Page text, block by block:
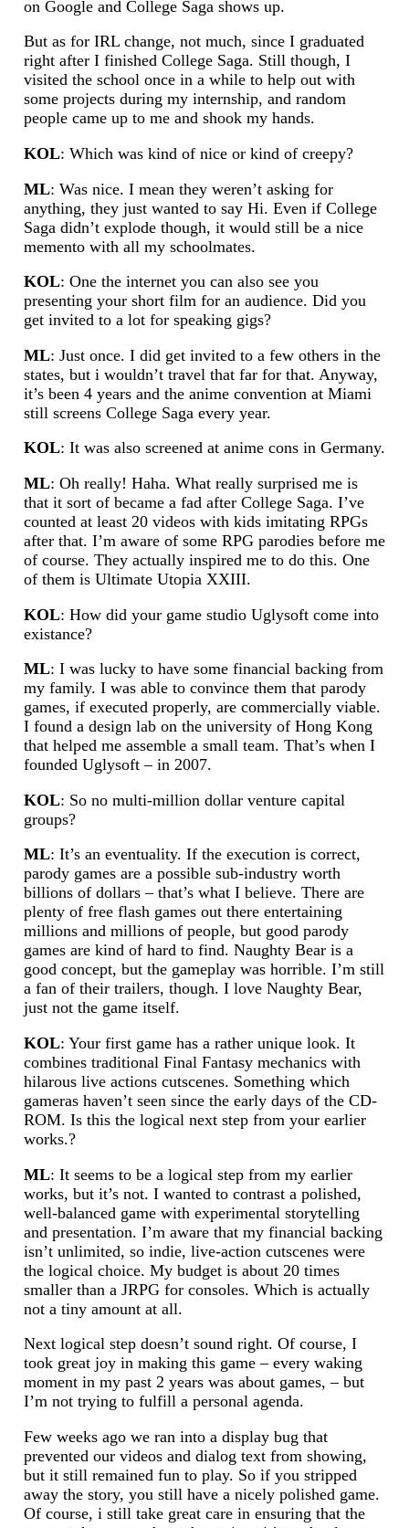
on Google and College Saga shows up.
But as for IRL change, not much, since I graduated
right after I finished College Saga. Still though, I
visited the school once in a while to help out with
some projects during my internship, and random
people came up to me and shook my hands.
KOL: Which was kind of nice or kind of creepy?
ML: Was nice. I mean they weren’t asking for
anything, they just wanted to say Hi. Even if College
Saga didn’t explode though, it would still be a nice
memento with all my schoolmates.
KOL: One the internet you can also see you
presenting your short film for an audience. Did you
get invited to a lot for speaking gigs?
ML: Just once. I did get invited to a few others in the
states, but i wouldn’t travel that far for that. Anyway,
it’s been 4 years and the anime convention at Miami
still screens College Saga every year.
KOL: It was also screened at anime cons in Germany.
ML: Oh really! Haha. What really surprised me is
that it sort of became a fad after College Saga. I’ve
counted at least 20 videos with kids imitating RPGs
after that. I’m aware of some RPG parodies before me
of course. They actually inspired me to do this. One
of them is Ultimate Utopia XXIII.
KOL: How did your game studio Uglysoft come into
existance?
ML: I was lucky to have some financial backing from
my family. I was able to convince them that parody
games, if executed properly, are commercially viable.
I found a design lab on the university of Hong Kong
that helped me assemble a small team. That’s when I
founded Uglysoft – in 2007.
KOL: So no multi-million dollar venture capital
groups?
ML: It’s an eventuality. If the execution is correct,
parody games are a possible sub-industry worth
billions of dollars – that’s what I believe. There are
plenty of free flash games out there entertaining
millions and millions of people, but good parody
games are kind of hard to find. Naughty Bear is a
good concept, but the gameplay was horrible. I’m still
a fan of their trailers, though. I love Naughty Bear,
just not the game itself.
KOL: Your first game has a rather unique look. It
combines traditional Final Fantasy mechanics with
hilarous live actions cutscenes. Something which
gameras haven’t seen since the early days of the CD-
ROM. Is this the logical next step from your earlier
works.?
ML: It seems to be a logical step from my earlier
works, but it’s not. I wanted to contrast a polished,
well-balanced game with experimental storytelling
and presentation. I’m aware that my financial backing
isn’t unlimited, so indie, live-action cutscenes were
the logical choice. My budget is about 20 times
smaller than a JRPG for consoles. Which is actually
not a tiny amount at all.
Next logical step doesn’t sound right. Of course, I
took great joy in making this game – every waking
moment in my past 2 years was about games, – but
I’m not trying to fulfill a personal agenda.
Few weeks ago we ran into a display bug that
prevented our videos and dialog text from showing,
but it still remained fun to play. So if you stripped
away the story, you still have a nicely polished game.
Of course, i still take great care in ensuring that the